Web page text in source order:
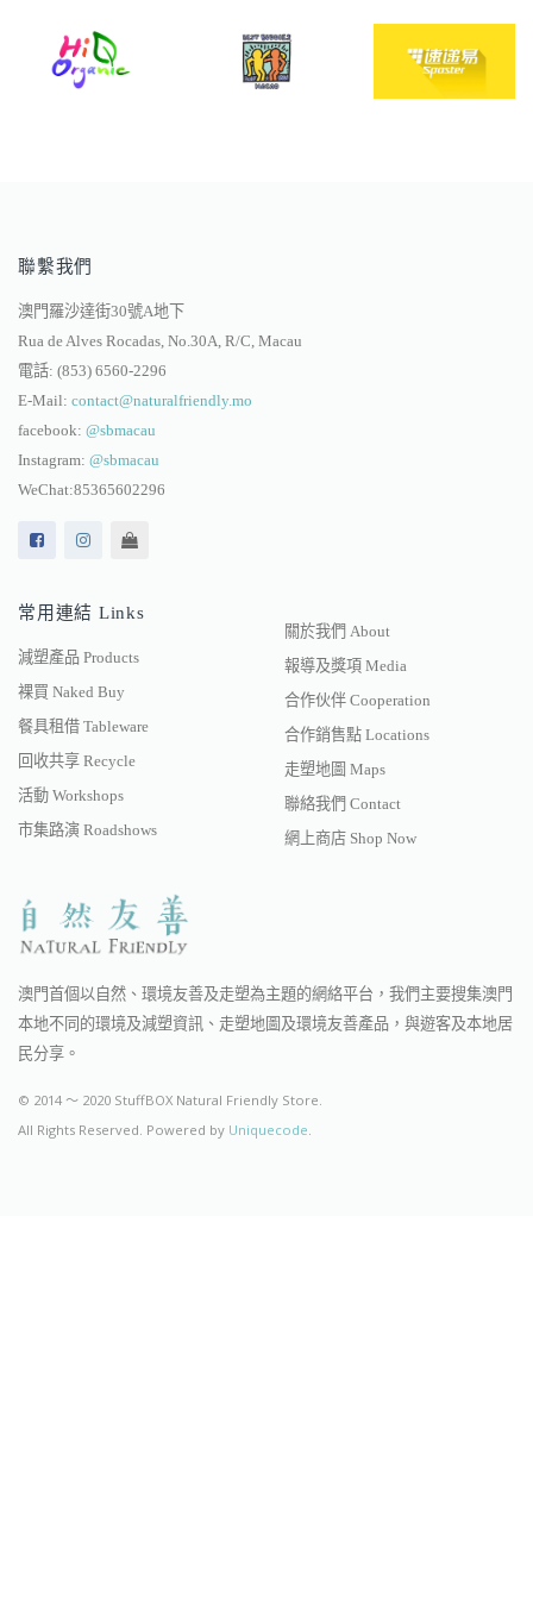
聯繫我們
澳門羅沙達街30號A地下
Rua de Alves Rocadas, No.30A, R/C, Macau
電話: (853) 6560-2296
E-Mail: contact@naturalfriendly.mo
facebook: @sbmacau
Instagram: @sbmacau
WeChat:85365602296
常用連結 Links
減塑產品 Products
裸買 Naked Buy
餐具租借 Tableware
回收共享 Recycle
活動 Workshops
市集路演 Roadshows
關於我們 About
報導及獎項 Media
合作伙伴 Cooperation
合作銷售點 Locations
走塑地圖 Maps
聯絡我們 Contact
網上商店 Shop Now
澳門首個以自然、環境友善及走塑為主題的網絡平台，我們主要搜集澳門
本地不同的環境及減塑資訊、走塑地圖及環境友善產品，與遊客及本地居
民分享。
© 2014 〜 2020 StuffBOX Natural Friendly Store.
All Rights Reserved. Powered by Uniquecode.